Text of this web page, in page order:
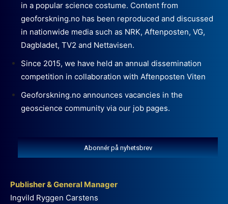
in a popular science costume. Content from
geoforskning.no has been reproduced and discussed
in nationwide media such as NRK, Aftenposten, VG,
Dagbladet, TV2 and Nettavisen.
Since 2015, we have held an annual dissemination
competition in collaboration with Aftenposten Viten
Geoforskning.no announces vacancies in the
geoscience community via our job pages.
Abonnér på nyhetsbrev
Publisher & General Manager
Ingvild Ryggen Carstens